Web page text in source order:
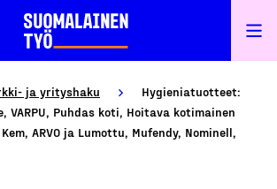
ja yrityshaku
Hygieniatuotteet:
VARPU, Puhdas koti, Hoitava kotimainen
ARVO ja Lumottu, Mufendy, Nominell,